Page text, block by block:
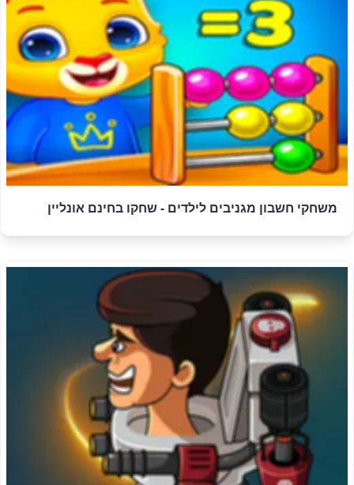
משחקי חשבון מגניבים לילדים - שחקו בחינם אונליין